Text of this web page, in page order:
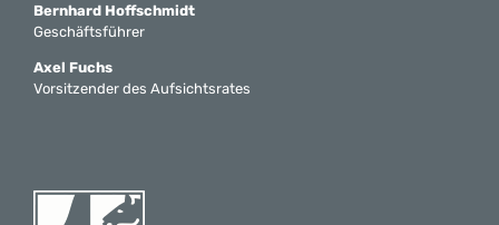
Bernhard Hoffschmidt
Geschäftsführer
Axel Fuchs
Vorsitzender des Aufsichtsrates